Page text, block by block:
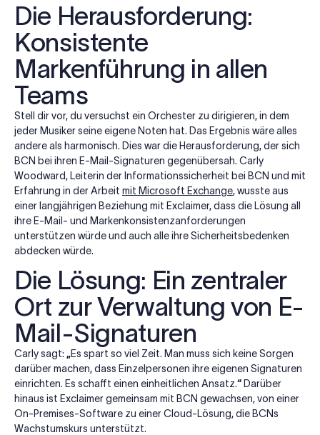
Die Herausforderung:
Konsistente
Markenführung in allen
Teams
Stell dir vor, du versuchst ein Orchester zu dirigieren, in dem
jeder Musiker seine eigene Noten hat. Das Ergebnis wäre alles
andere als harmonisch. Dies war die Herausforderung, der sich
BCN bei ihren E-Mail-Signaturen gegenübersah. Carly
Woodward, Leiterin der Informationssicherheit bei BCN und mit
Erfahrung in der Arbeit mit Microsoft Exchange, wusste aus
einer langjährigen Beziehung mit Exclaimer, dass die Lösung all
ihre E-Mail- und Markenkonsistenzanforderungen
unterstützen würde und auch alle ihre Sicherheitsbedenken
abdecken würde.
Die Lösung: Ein zentraler
Ort zur Verwaltung von E-
Mail-Signaturen
Carly sagt: „Es spart so viel Zeit. Man muss sich keine Sorgen
darüber machen, dass Einzelpersonen ihre eigenen Signaturen
einrichten. Es schafft einen einheitlichen Ansatz.“ Darüber
hinaus ist Exclaimer gemeinsam mit BCN gewachsen, von einer
On-Premises-Software zu einer Cloud-Lösung, die BCNs
Wachstumskurs unterstützt.